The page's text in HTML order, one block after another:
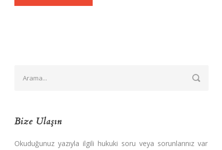
Bize Ulaşın
Okuduğunuz yazıyla ilgili hukuki soru veya sorunlarınız var